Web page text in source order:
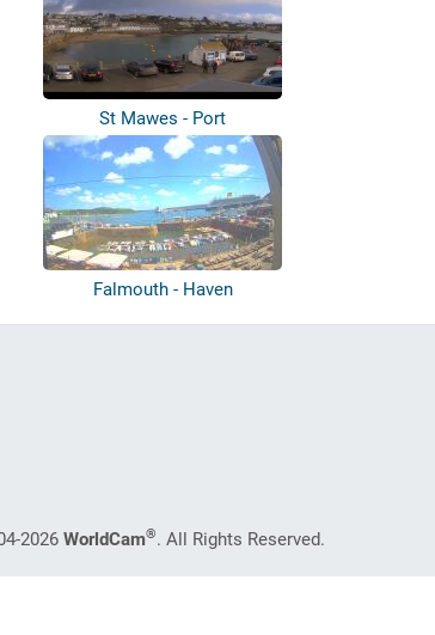
St Mawes - Port
Falmouth - Haven
2026 WorldCam®. All Rights Reserved.